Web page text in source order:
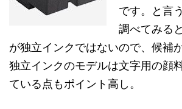
です。と言
調べてみると
が独立インクではないので、候補
独立インクのモデルは文字用の顔
ている点もポイント高し。